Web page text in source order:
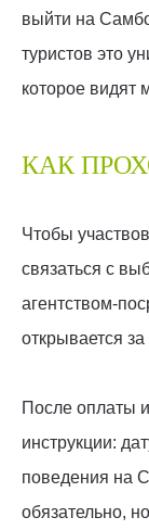
выйти на
туристов это
которое видят
КАК
Чтобы
связаться с
агентством-
открывается
После оплаты
инструкции:
поведения на
обязательно,